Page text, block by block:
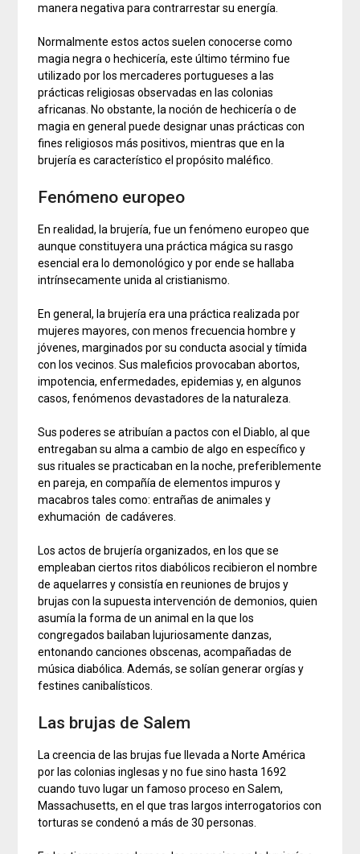
manera negativa para contrarrestar su energía.
Normalmente estos actos suelen conocerse como
magia negra o hechicería, este último término fue
utilizado por los mercaderes portugueses a las
prácticas religiosas observadas en las colonias
africanas. No obstante, la noción de hechicería o de
magia en general puede designar unas prácticas con
fines religiosos más positivos, mientras que en la
brujería es característico el propósito maléfico.
Fenómeno europeo
En realidad, la brujería, fue un fenómeno europeo que
aunque constituyera una práctica mágica su rasgo
esencial era lo demonológico y por ende se hallaba
intrínsecamente unida al cristianismo.
En general, la brujería era una práctica realizada por
mujeres mayores, con menos frecuencia hombre y
jóvenes, marginados por su conducta asocial y tímida
con los vecinos. Sus maleficios provocaban abortos,
impotencia, enfermedades, epidemias y, en algunos
casos, fenómenos devastadores de la naturaleza.
Sus poderes se atribuían a pactos con el Diablo, al que
entregaban su alma a cambio de algo en específico y
sus rituales se practicaban en la noche, preferiblemente
en pareja, en compañía de elementos impuros y
macabros tales como: entrañas de animales y
exhumación de cadáveres.
Los actos de brujería organizados, en los que se
empleaban ciertos ritos diabólicos recibieron el nombre
de aquelarres y consistía en reuniones de brujos y
brujas con la supuesta intervención de demonios, quien
asumía la forma de un animal en la que los
congregados bailaban lujuriosamente danzas,
entonando canciones obscenas, acompañadas de
música diabólica. Además, se solían generar orgías y
festines canibalísticos.
Las brujas de Salem
La creencia de las brujas fue llevada a Norte América
por las colonias inglesas y no fue sino hasta 1692
cuando tuvo lugar un famoso proceso en Salem,
Massachusetts, en el que tras largos interrogatorios con
torturas se condenó a más de 30 personas.